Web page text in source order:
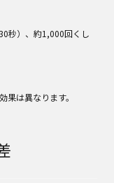
秒）、約1,000回くし
は異なります。